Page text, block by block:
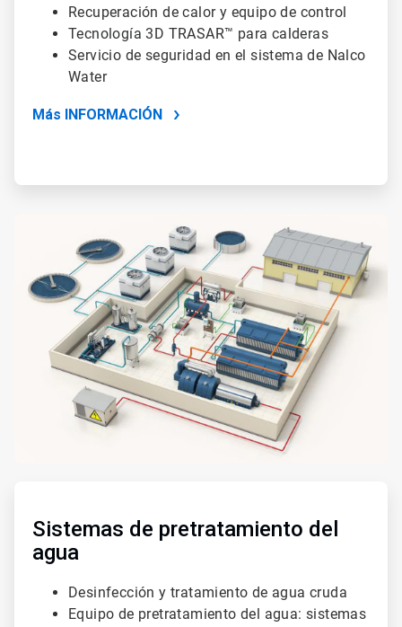
Recuperación de calor y equipo de control
Tecnología 3D TRASAR™ para calderas
Servicio de seguridad en el sistema de Nalco
Water
Más INFORMACIÓN
Sistemas de pretratamiento del
agua
Desinfección y tratamiento de agua cruda
Equipo de pretratamiento del agua: sistemas